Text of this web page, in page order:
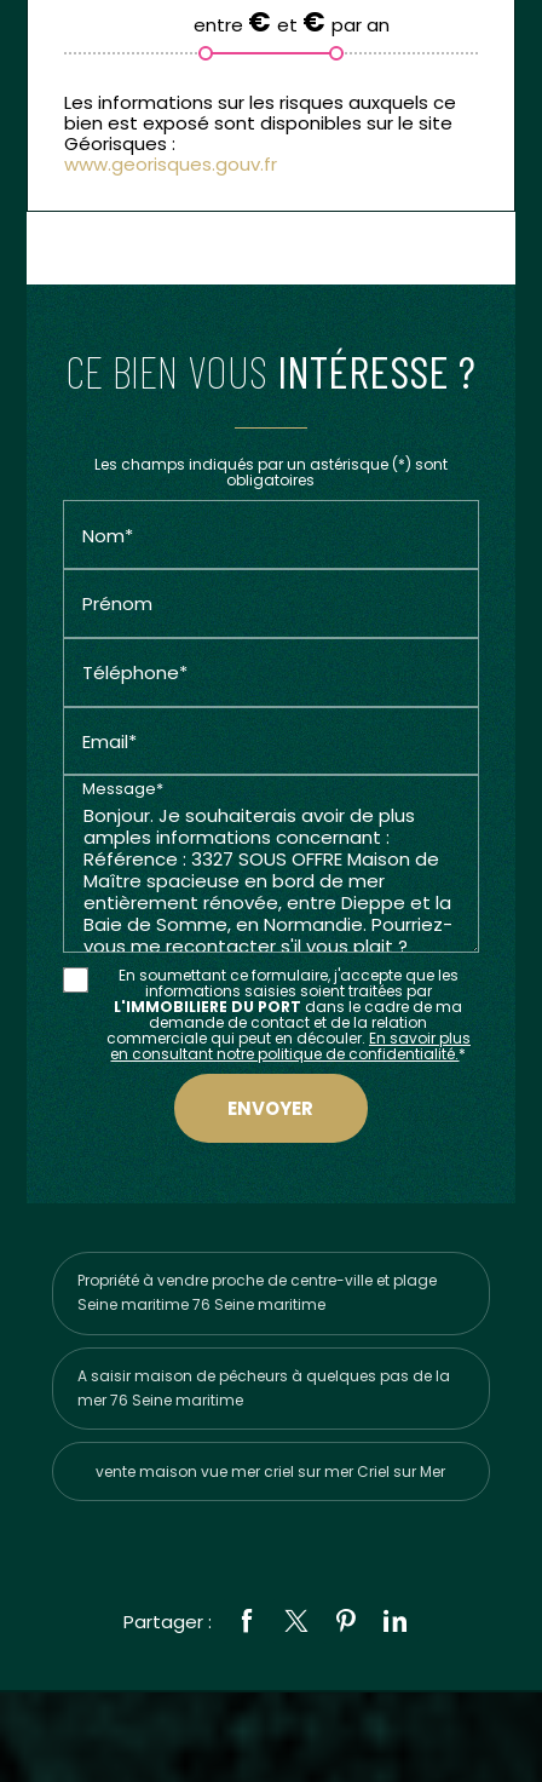
entre € et € par an
www.georisques.gouv.fr
CE BIEN VOUS INTÉRESSE ?
Les champs indiqués par un astérisque (*) sont
obligatoires
Nom*
Prénom
Téléphone*
Email*
Message*
En soumettant ce formulaire, j'accepte que les
informations saisies soient traitées par
L'IMMOBILIERE DU PORT dans le cadre de ma
demande de contact et de la relation
commerciale qui peut en découler. En savoir plus
en consultant notre politique de confidentialité.*
Propriété à vendre proche de centre-ville et plage
Seine maritime 76 Seine maritime
A saisir maison de pêcheurs à quelques pas de la
mer 76 Seine maritime
vente maison vue mer criel sur mer Criel sur Mer
Partager :